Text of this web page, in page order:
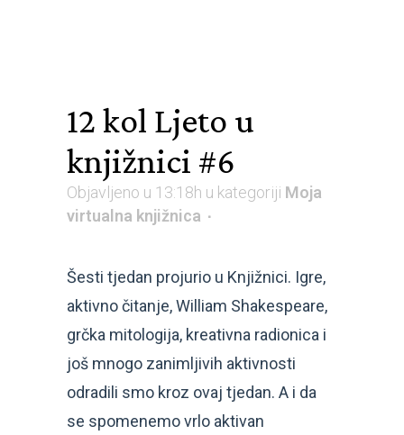
12 kol Ljeto u
knjižnici #6
Objavljeno u 13:18h u kategoriji Moja
virtualna knjižnica
Šesti tjedan projurio u Knjižnici. Igre,
aktivno čitanje, William Shakespeare,
grčka mitologija, kreativna radionica i
još mnogo zanimljivih aktivnosti
odradili smo kroz ovaj tjedan. A i da
se spomenemo vrlo aktivan